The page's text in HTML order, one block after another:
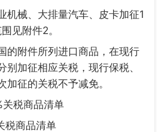
机械、大排量汽车、皮卡加征1
见附件2。
的附件所列进口商品，在现行
别加征相应关税，现行保税、
加征的关税不予减免。
关税商品清单
税商品清单